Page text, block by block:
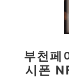
부천페
시폰